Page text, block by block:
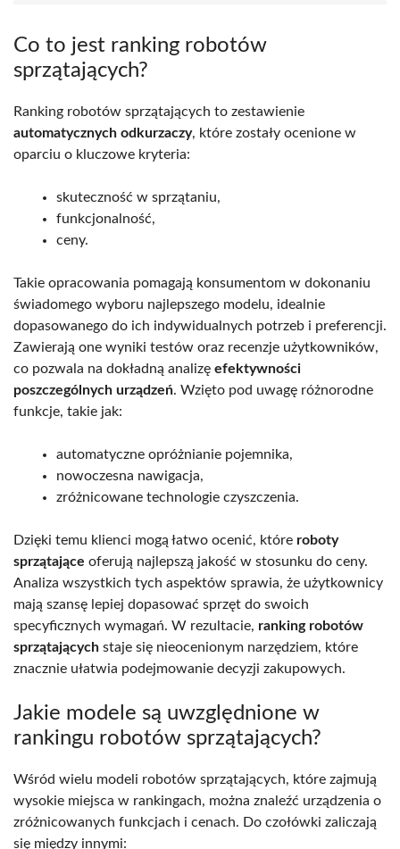
Co to jest ranking robotów
sprzątających?
Ranking robotów sprzątających to zestawienie
automatycznych odkurzaczy, które zostały ocenione w
oparciu o kluczowe kryteria:
skuteczność w sprzątaniu,
funkcjonalność,
ceny.
Takie opracowania pomagają konsumentom w dokonaniu
świadomego wyboru najlepszego modelu, idealnie
dopasowanego do ich indywidualnych potrzeb i preferencji.
Zawierają one wyniki testów oraz recenzje użytkowników,
co pozwala na dokładną analizę efektywności
poszczególnych urządzeń. Wzięto pod uwagę różnorodne
funkcje, takie jak:
automatyczne opróżnianie pojemnika,
nowoczesna nawigacja,
zróżnicowane technologie czyszczenia.
Dzięki temu klienci mogą łatwo ocenić, które roboty
sprzątające oferują najlepszą jakość w stosunku do ceny.
Analiza wszystkich tych aspektów sprawia, że użytkownicy
mają szansę lepiej dopasować sprzęt do swoich
specyficznych wymagań. W rezultacie, ranking robotów
sprzątających staje się nieocenionym narzędziem, które
znacznie ułatwia podejmowanie decyzji zakupowych.
Jakie modele są uwzględnione w
rankingu robotów sprzątających?
Wśród wielu modeli robotów sprzątających, które zajmują
wysokie miejsca w rankingach, można znaleźć urządzenia o
zróżnicowanych funkcjach i cenach. Do czołówki zaliczają
się między innymi: